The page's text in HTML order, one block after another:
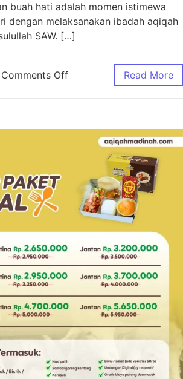
buah hati adalah momen istimewa
dengan melaksanakan ibadah aqiqah
SAW. […]
Comments Off Read More